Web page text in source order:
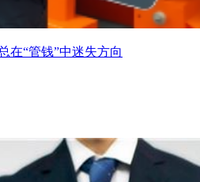
在“管钱”中迷失方向